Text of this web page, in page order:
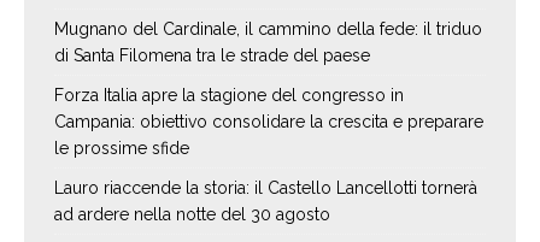
Mugnano del Cardinale, il cammino della fede: il triduo
di Santa Filomena tra le strade del paese
Forza Italia apre la stagione del congresso in
Campania: obiettivo consolidare la crescita e preparare
le prossime sfide
Lauro riaccende la storia: il Castello Lancellotti tornerà
ad ardere nella notte del 30 agosto